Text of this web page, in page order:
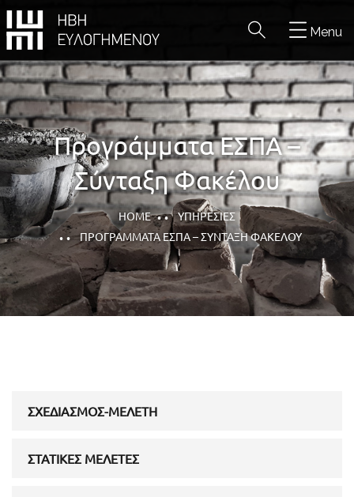
Menu
Προγράμματα ΕΣΠΑ –
Σύνταξη Φακέλου
HOME
ΥΠΗΡΕΣΊΕΣ
ΠΡΟΓΡΆΜΜΑΤΑ ΕΣΠΑ – ΣΎΝΤΑΞΗ ΦΑΚΈΛΟΥ
ΣΧΕΔΙΑΣΜΌΣ-ΜΕΛΈΤΗ
ΣΤΑΤΙΚΈΣ ΜΕΛΈΤΕΣ